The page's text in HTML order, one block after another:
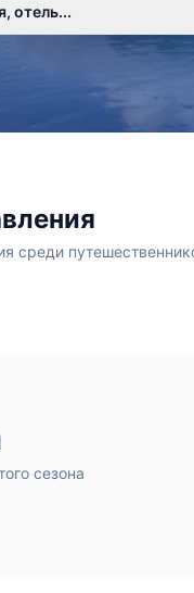
отель...
среди
сезона